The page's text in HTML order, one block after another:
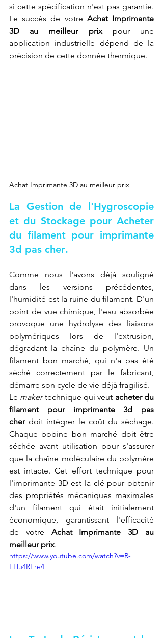
si cette spécification n'est pas garantie.
Le succès de votre Achat Imprimante
3D au meilleur prix pour une
application industrielle dépend de la
précision de cette donnée thermique.
Achat Imprimante 3D au meilleur prix
La Gestion de l'Hygroscopie
et du Stockage pour Acheter
du filament pour imprimante
3d pas cher.
Comme nous l'avons déjà souligné
dans les versions précédentes,
l'humidité est la ruine du filament. D'un
point de vue chimique, l'eau absorbée
provoque une hydrolyse des liaisons
polymériques lors de l'extrusion,
dégradant la chaîne du polymère. Un
filament bon marché, qui n'a pas été
séché correctement par le fabricant,
démarre son cycle de vie déjà fragilisé.
Le maker technique qui veut acheter du
filament pour imprimante 3d pas
cher doit intégrer le coût du séchage.
Chaque bobine bon marché doit être
séchée avant utilisation pour s'assurer
que la chaîne moléculaire du polymère
est intacte. Cet effort technique pour
l'imprimante 3D est la clé pour obtenir
des propriétés mécaniques maximales
d'un filament qui était initialement
économique, garantissant l'efficacité
de votre Achat Imprimante 3D au
meilleur prix.
https://www.youtube.com/watch?v=R-
FHu4REre4